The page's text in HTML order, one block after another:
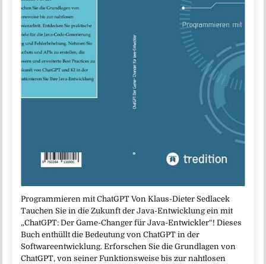
Programmieren mit ChatGPT Von Klaus-Dieter Sedlacek
Tauchen Sie in die Zukunft der Java-Entwicklung ein mit
„ChatGPT: Der Game-Changer für Java-Entwickler“! Dieses
Buch enthüllt die Bedeutung von ChatGPT in der
Softwareentwicklung. Erforschen Sie die Grundlagen von
ChatGPT, von seiner Funktionsweise bis zur nahtlosen